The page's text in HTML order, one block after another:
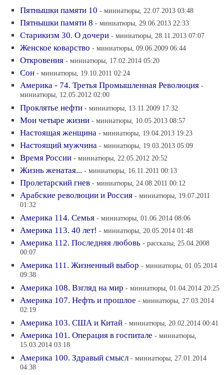
Пятнышки памяти 10 - миниатюры, 22.07.2013 03:48
Пятнышки памяти 8 - миниатюры, 29.06.2013 22:33
Старикизм 30. О дочери - миниатюры, 28.11.2013 07:07
Женское коварство - миниатюры, 09.06.2009 06:44
Откровения - миниатюры, 17.02.2014 05:20
Сон - миниатюры, 19.10.2011 02:24
Америка - 74. Третья Промышленная Революция -
миниатюры, 12.05.2012 02:00
Проклятье нефти - миниатюры, 13.11.2009 17:32
Мои четыре жизни - миниатюры, 10.05.2013 08:57
Настоящая женщина - миниатюры, 19.04.2013 19:23
Настоящий мужчина - миниатюры, 19.03.2013 05:09
Время России - миниатюры, 22.05.2012 20:52
Жизнь женатая... - миниатюры, 16.11.2011 00:13
Пролетарский гнев - миниатюры, 24.08.2011 00:12
Арабские революции и Россия - миниатюры, 19.07.2011
01:32
Америка 114. Семья - миниатюры, 01.06.2014 08:06
Америка 113. 40 лет! - миниатюры, 20.05.2014 01:48
Америка 112. Последняя любовь - рассказы, 25.04.2008
00:07
Америка 111. Жизненный выбор - миниатюры, 01.05.2014
09:38
Америка 108. Взгляд на мир - миниатюры, 01.04.2014 20:25
Америка 107. Нефть и прошлое - миниатюры, 27.03.2014
02:19
Америка 103. США и Китай - миниатюры, 20.02.2014 00:41
Америка 101. Операция в госпитале - миниатюры,
15.03.2014 03:18
Америка 100. Здравый смысл - миниатюры, 27.01.2014
04:38